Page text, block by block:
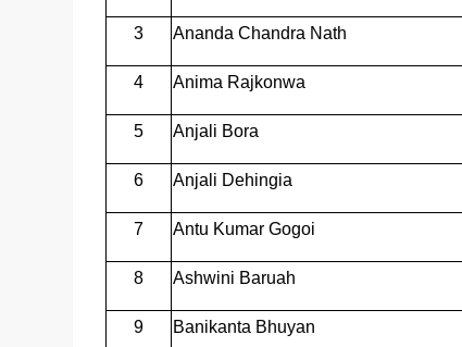
3 Ananda Chandra Nath
4 Anima Rajkonwa
5 Anjali Bora
6 Anjali Dehingia
7 Antu Kumar Gogoi
8 Ashwini Baruah
9 Banikanta Bhuyan